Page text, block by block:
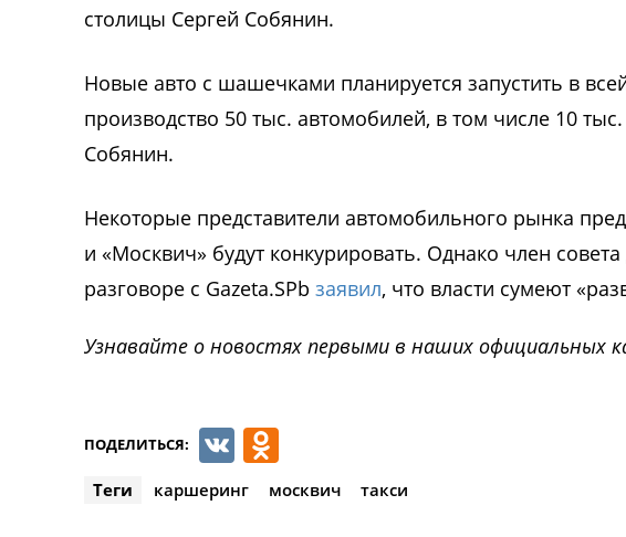
столицы Сергей Собянин.
Новые авто с шашечками планируется запустить в
производство 50 тыс. автомобилей, в том числе 10
Собянин.
Некоторые представители автомобильного рынка
и «Москвич» будут конкурировать. Однако член
разговоре с Gazeta.SPb заявил, что власти сумеют
Узнавайте о новостях первыми в наших официальных
ПОДЕЛИТЬСЯ: VK
Теги каршеринг москвич такси